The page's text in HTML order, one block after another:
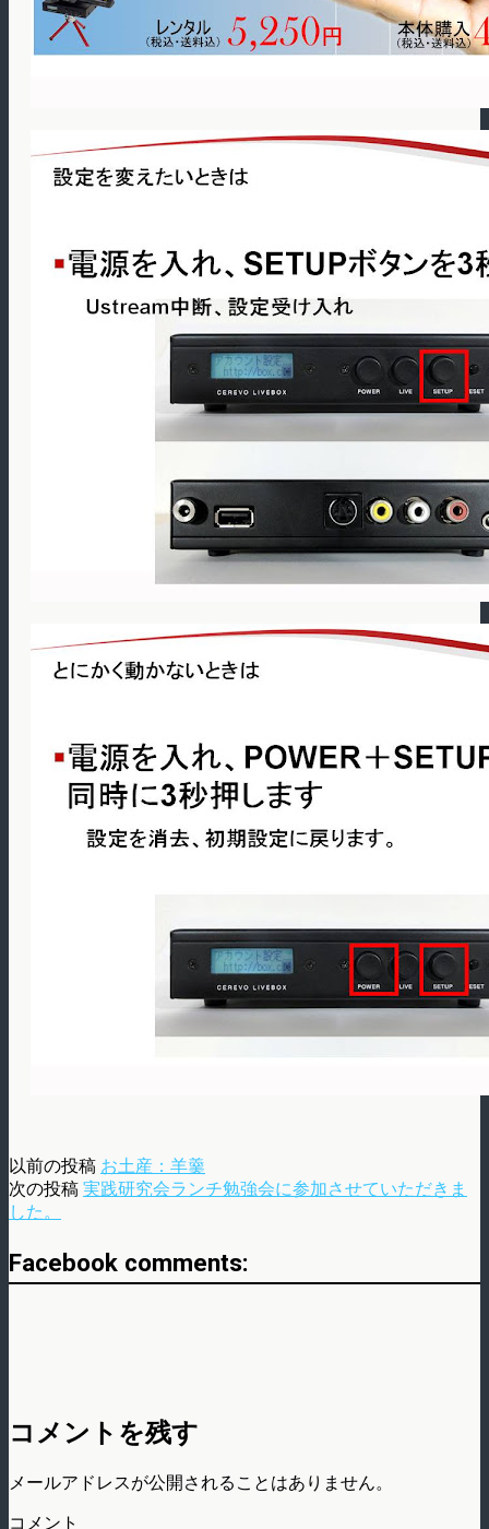
以前の投稿 お土産：羊羹
次の投稿 実践研究会ランチ勉強会に参加させていただきま
した。
Facebook comments:
コメントを残す
メールアドレスが公開されることはありません。
コメント